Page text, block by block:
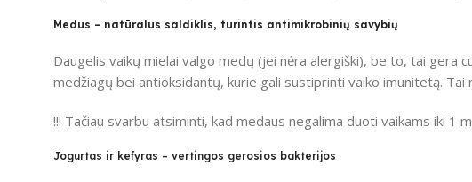
Medus – natūralus saldiklis, turintis antimikrobinių savybių
Daugelis vaikų mielai valgo medų (jei nėra alergiški), be to, tai gera
medžiagų bei antioksidantų, kurie gali sustiprinti vaiko imunitetą.
!!! Tačiau svarbu atsiminti, kad medaus negalima duoti vaikams iki 1
Jogurtas ir kefyras – vertingos gerosios bakterijos